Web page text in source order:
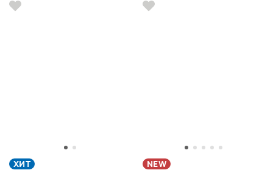
ХИТ NEW